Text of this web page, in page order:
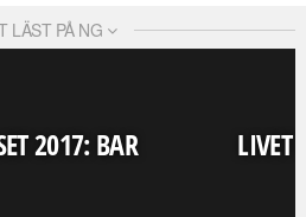
LÄST PÅ NG
2017: BAR LIVET